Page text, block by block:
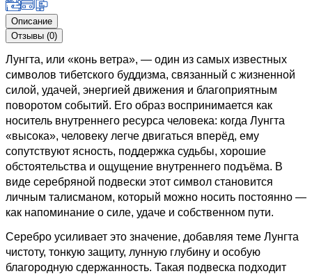
Описание
Отзывы (0)
Лунгта, или «конь ветра», — один из самых известных
символов тибетского буддизма, связанный с жизненной
силой, удачей, энергией движения и благоприятным
поворотом событий. Его образ воспринимается как
носитель внутреннего ресурса человека: когда Лунгта
«высока», человеку легче двигаться вперёд, ему
сопутствуют ясность, поддержка судьбы, хорошие
обстоятельства и ощущение внутреннего подъёма. В
виде серебряной подвески этот символ становится
личным талисманом, который можно носить постоянно —
как напоминание о силе, удаче и собственном пути.
Серебро усиливает это значение, добавляя теме Лунгта
чистоту, тонкую защиту, лунную глубину и особую
благородную сдержанность. Такая подвеска подходит